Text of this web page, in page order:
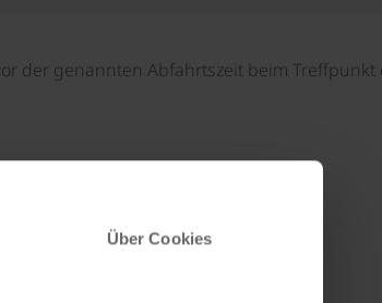
Über Cookies
der genannten Abfahrtszeit beim Treffpunkt